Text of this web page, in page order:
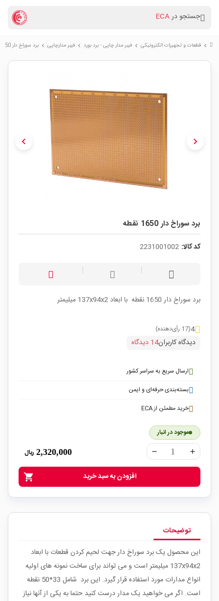
جستجو درECA
chevron_right قطعات و تجهیزات الکترونیکی chevron_right فیبر مدار چاپی - برد بورد chevron_right فیبر مدارچاپی chevron_right برد سوراخ دار 1650 نقطه
chevron_left chevron_right
برد سوراخ دار 1650 نقطه
کد کالا: 2231001002
برد سوراخ دار 1650 نقطه با ابعاد 137x94x2 میلیمتر
4(17 رأی‌دهنده)
دیدگاه کاربران14 دیدگاه
ارسال سریع به سراسر کشور
بسته‌بندی حرفه‌ای و ایمن
خرید مطمئن از ECA
موجود در انبار
remove add
2,320,000 ریال
shopping_cart افزودن به سبد خرید
توضیحات
این محصول یک برد سوراخ دار جهت لحیم کردن قطعات با ابعاد
137x94x2 میلیمتر است و می تواند برای ساخت نمونه های اولیه
انواع مدارات مورد استفاده قرار گیرد. این برد شامل 33*50 نقطه
است. اگر می خواهید یک مدار درست کنید حتما به یکی از آنها نیاز